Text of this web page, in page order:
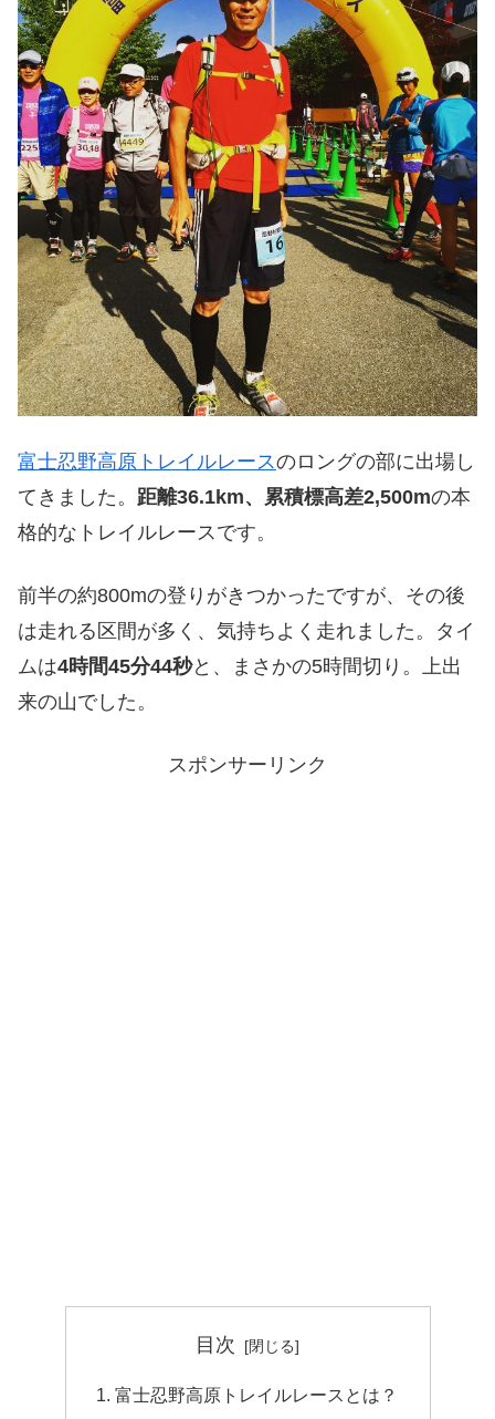
富士忍野高原トレイルレースのロングの部に出場し
てきました。 距離36.1km、累積標高差2,500mの本
格的なトレイルレースです。
前半の約800mの登りがきつかったですが、その後
は走れる区間が多く、気持ちよく走れました。タイ
ムは4時間45分44秒と、まさかの5時間切り。上出
来の山でした。
スポンサーリンク
目次
富士忍野高原トレイルレースとは？